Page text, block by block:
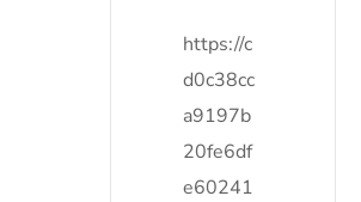
https://c
d0c38cc
a9197b
20fe6df
e60241